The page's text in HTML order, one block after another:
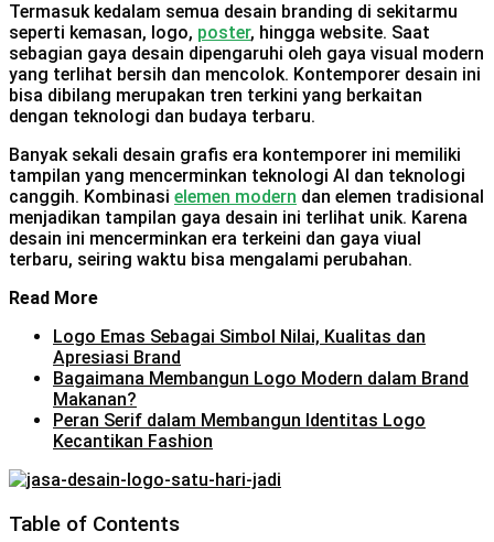
Termasuk kedalam semua desain branding di sekitarmu
seperti kemasan, logo, poster, hingga website. Saat
sebagian gaya desain dipengaruhi oleh gaya visual modern
yang terlihat bersih dan mencolok. Kontemporer desain ini
bisa dibilang merupakan tren terkini yang berkaitan
dengan teknologi dan budaya terbaru.
Banyak sekali desain grafis era kontemporer ini memiliki
tampilan yang mencerminkan teknologi AI dan teknologi
canggih. Kombinasi elemen modern dan elemen tradisional
menjadikan tampilan gaya desain ini terlihat unik. Karena
desain ini mencerminkan era terkeini dan gaya viual
terbaru, seiring waktu bisa mengalami perubahan.
Read More
Logo Emas Sebagai Simbol Nilai, Kualitas dan
Apresiasi Brand
Bagaimana Membangun Logo Modern dalam Brand
Makanan?
Peran Serif dalam Membangun Identitas Logo
Kecantikan Fashion
Table of Contents